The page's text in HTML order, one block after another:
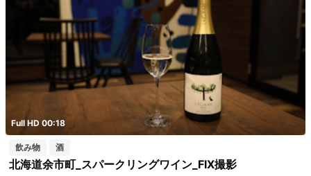
Full HD 00:18
飲み物 酒
北海道余市町_スパークリングワイン_FIX撮影